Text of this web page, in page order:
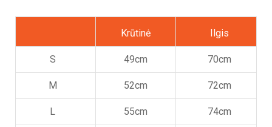
Krūtinė Ilgis
S 49cm 70cm
M 52cm 72cm
L 55cm 74cm